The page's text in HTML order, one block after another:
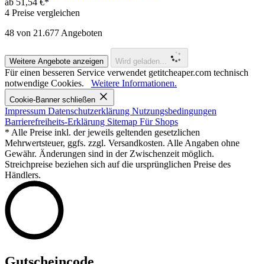
ab 51,54 €*
4 Preise vergleichen
48 von 21.677 Angeboten
Weitere Angebote anzeigen Wird geladen...
Für einen besseren Service verwendet getitcheaper.com technisch
notwendige Cookies.
Weitere Informationen.
Cookie-Banner schließen
Impressum Datenschutzerklärung Nutzungsbedingungen
Barrierefreiheits-Erklärung Sitemap Für Shops
* Alle Preise inkl. der jeweils geltenden gesetzlichen
Mehrwertsteuer, ggfs. zzgl. Versandkosten. Alle Angaben ohne
Gewähr. Änderungen sind in der Zwischenzeit möglich.
Streichpreise beziehen sich auf die ursprünglichen Preise des
Händlers.